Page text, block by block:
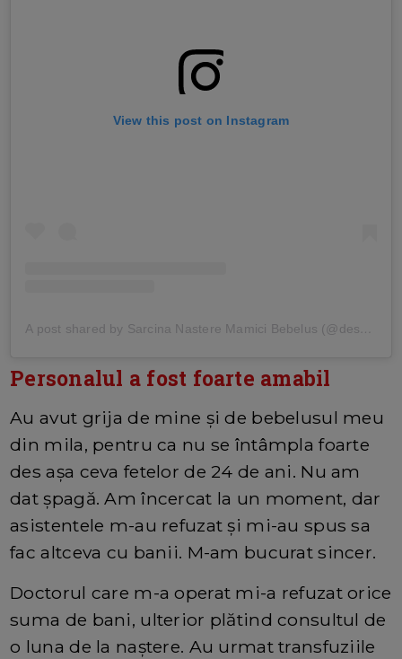
View this post on Instagram
A post shared by Sarcina Nastere Mamici Bebelus (@desprecopii)
Personalul a fost foarte amabil
Au avut grija de mine și de bebelusul meu
din mila, pentru ca nu se întâmpla foarte
des așa ceva fetelor de 24 de ani. Nu am
dat șpagă. Am încercat la un moment, dar
asistentele m-au refuzat și mi-au spus sa
fac altceva cu banii. M-am bucurat sincer.
Doctorul care m-a operat mi-a refuzat orice
suma de bani, ulterior plătind consultul de
o luna de la naștere. Au urmat transfuziile